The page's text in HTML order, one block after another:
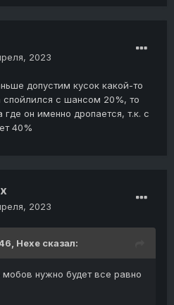
2023
допустим кусок какой-то
с шансом 20%, то
он именно дропается, т.к. с
40%
2023
Hexe сказал:
нужно будет все равно